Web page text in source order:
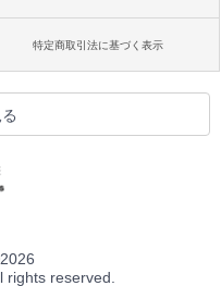
特定商取引法に基づく表示
2026
rights reserved.